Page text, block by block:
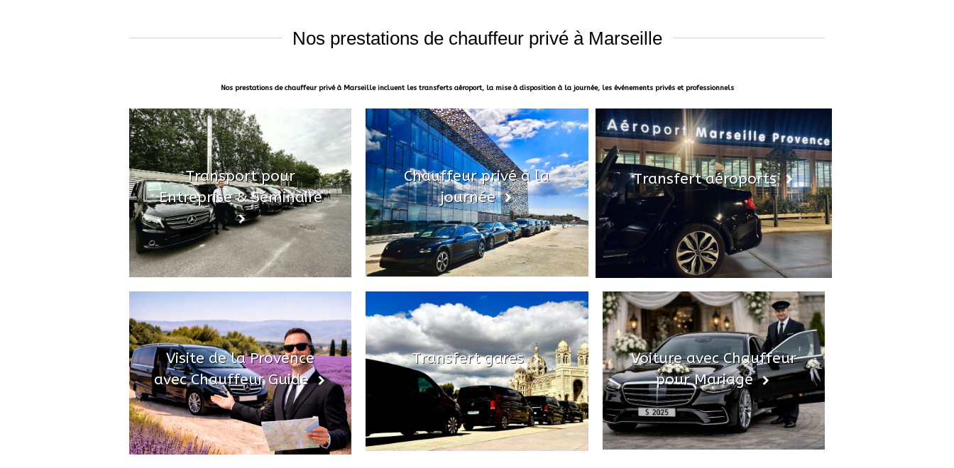
Nos prestations de chauffeur privé à Marseille
Nos prestations de chauffeur privé à Marseille incluent les transferts aéroport, la mise à disposition à la journée, les événements privés et professionnels
Transport pour
Entreprise & Séminaire
Chauffeur privé à la
journée
Transfert aéroports
Visite de la Provence
avec Chauffeur Guide
Transfert gares
Voiture avec Chauffeur
pour Mariage